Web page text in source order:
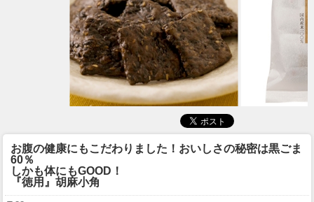
お腹の健康にもこだわりました！おいしさの秘密は黒ごま
60％
しかも体にもGOOD！
『徳用』胡麻小角